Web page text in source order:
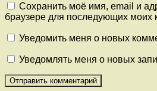
Сохранить моё имя, email и
браузере для последующих моих
Уведомить меня о новых
Уведомлять меня о новых